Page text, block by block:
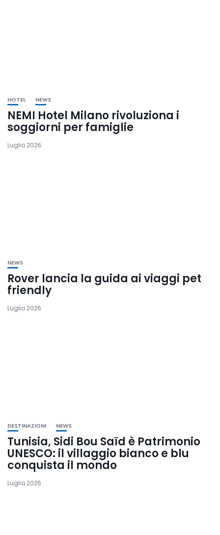
HOTEL NEWS
NEMI Hotel Milano rivoluziona i
soggiorni per famiglie
Luglio 2026
NEWS
Rover lancia la guida ai viaggi pet
friendly
Luglio 2026
DESTINAZIONI NEWS
Tunisia, Sidi Bou Saïd è Patrimonio
UNESCO: il villaggio bianco e blu
conquista il mondo
Luglio 2026